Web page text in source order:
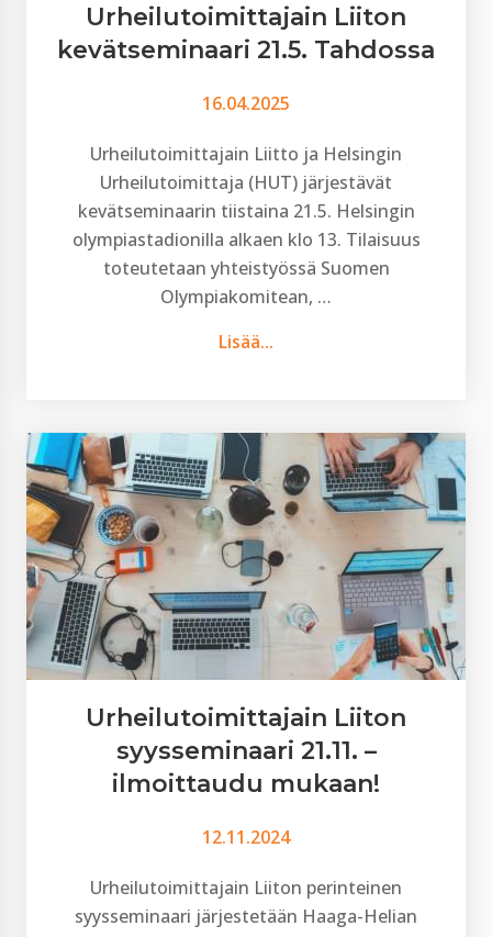
Urheilutoimittajain Liiton
kevätseminaari 21.5. Tahdossa
16.04.2025
Urheilutoimittajain Liitto ja Helsingin
Urheilutoimittaja (HUT) järjestävät
kevätseminaarin tiistaina 21.5. Helsingin
olympiastadionilla alkaen klo 13. Tilaisuus
toteutetaan yhteistyössä Suomen
Olympiakomitean, …
Lisää...
Urheilutoimittajain Liiton
syysseminaari 21.11. –
ilmoittaudu mukaan!
12.11.2024
Urheilutoimittajain Liiton perinteinen
syysseminaari järjestetään Haaga-Helian